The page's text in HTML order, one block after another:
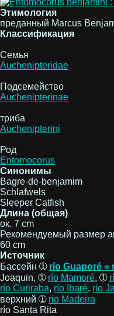
Этимология
преданный Marcus
Классификация
Семья
Auchenipteridae
Подсемейство
Auchenipterinae
триба
Auchenipterini
Род
Entomocorus
Синонимы
Bagre-de-benjamim
Schlafwels
Sleeper Catfish
Длина (общая)
ок. 7 cm
Рекомендуемый размер
60 cm
Источник
Бассейн ➀ río Guaporé =
Joaquin, ➀ río Mamoré, ➀
río Curiraba, río Ibaré, rio
верхний ➀ rio Madeira
río Santa Rita